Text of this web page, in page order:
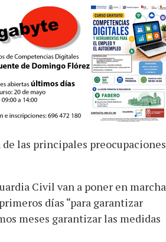
las principales preocupaciones
Civil van a poner en marcha
días “para garantizar
meses garantizar las medidas